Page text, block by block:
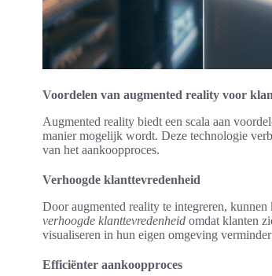
Voordelen van augmented reality voor
Augmented reality biedt een scala aan
manier mogelijk wordt. Deze technologie
van het aankoopproces.
Verhoogde klanttevredenheid
Door augmented reality te integreren,
verhoogde klanttevredenheid omdat klanten
visualiseren in hun eigen omgeving
Efficiënter aankoopproces